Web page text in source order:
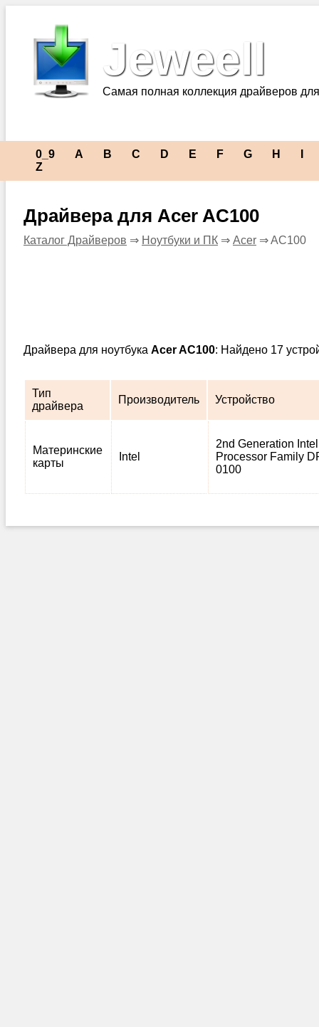
Jeweell
Самая полная коллекция драйверов
0_9 A B C D E F G H
Z
Драйвера для Acer AC100
Каталог Драйверов ⇒ Ноутбуки и ПК ⇒ Acer ⇒ AC100
Драйвера для ноутбука Acer AC100: Найдено 17
Тип
драйвера
Производитель Устройство
Материнские
карты
Intel
2nd Generation
Processor Family
0100